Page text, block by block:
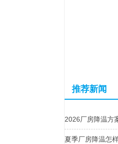
推荐新闻
2026厂房降温方
夏季厂房降温怎